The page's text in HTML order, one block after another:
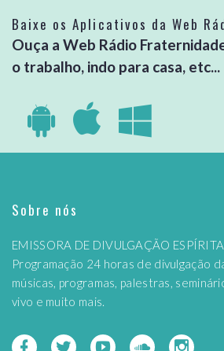
Baixe os Aplicativos da Web
Ouça a Web Rádio
o trabalho, indo para casa, etc...
Sobre nós
EMISSORA DE DIVULGAÇÃO
Programação 24 horas de divulgação
músicas, programas, palestras,
vivo e muito mais.